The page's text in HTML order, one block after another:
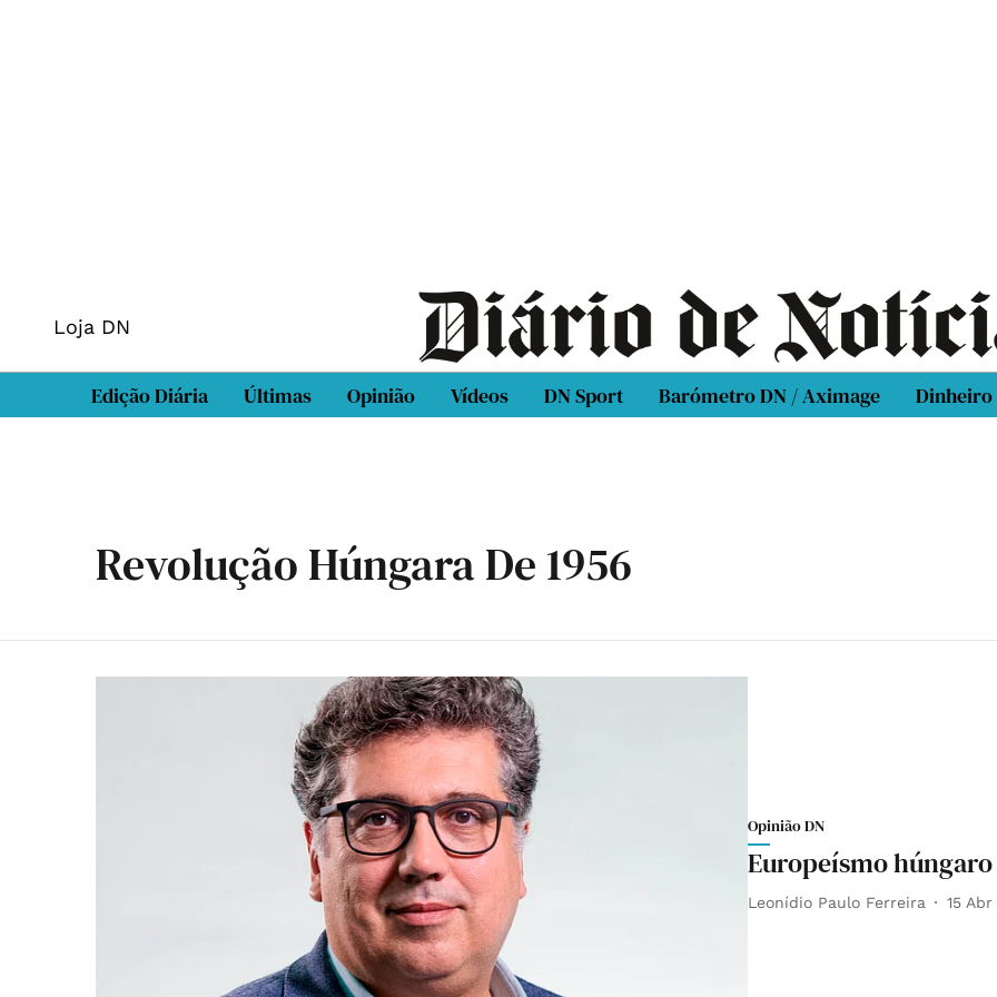
Loja DN
Edição Diária Últimas Opinião Vídeos DN Sport Barómetro DN / Aximage Dinheiro
Revolução Húngara De 1956
Opinião DN
Europeísmo húngaro
Leonídio Paulo Ferreira 15